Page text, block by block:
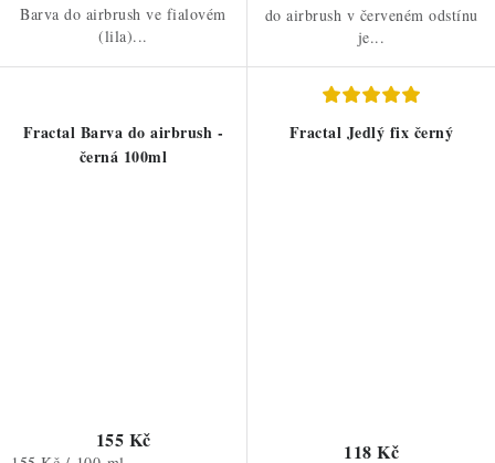
Barva do airbrush ve fialovém
(lila)...
do airbrush v červeném odstínu
je...
Fractal Barva do airbrush -
černá 100ml
155 Kč
Fractal Jedlý fix černý
118 Kč